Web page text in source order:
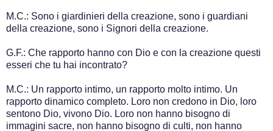
M.C.: Sono i giardinieri della creazione, sono i guardiani
della creazione, sono i Signori della creazione.
G.F.: Che rapporto hanno con Dio e con la creazione questi
esseri che tu hai incontrato?
M.C.: Un rapporto intimo, un rapporto molto intimo. Un
rapporto dinamico completo. Loro non credono in Dio, loro
sentono Dio, vivono Dio. Loro non hanno bisogno di
immagini sacre, non hanno bisogno di culti, non hanno